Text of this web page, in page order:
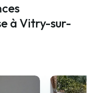
à Vitry-sur-